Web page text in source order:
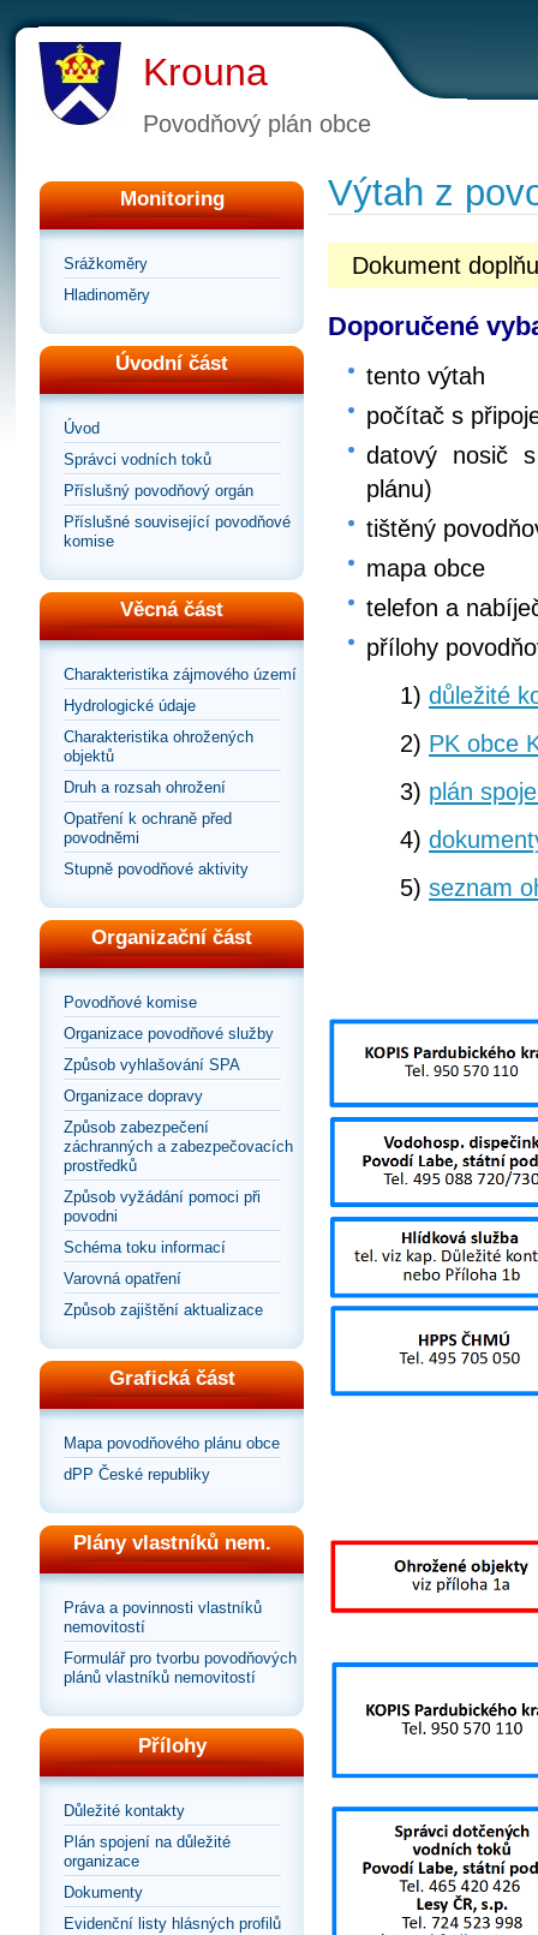
Krouna
Povodňový plán obce
Monitoring
Srážkoměry
Hladinoměry
Úvodní část
Úvod
Správci vodních toků
Příslušný povodňový orgán
Příslušné související povodňové
komise
Věcná část
Charakteristika zájmového území
Hydrologické údaje
Charakteristika ohrožených
objektů
Druh a rozsah ohrožení
Opatření k ochraně před
povodněmi
Stupně povodňové aktivity
Organizační část
Povodňové komise
Organizace povodňové služby
Způsob vyhlašování SPA
Organizace dopravy
Způsob zabezpečení
záchranných a zabezpečovacích
prostředků
Způsob vyžádání pomoci při
povodni
Schéma toku informací
Varovná opatření
Způsob zajištění aktualizace
Grafická část
Mapa povodňového plánu obce
dPP České republiky
Plány vlastníků nem.
Práva a povinnosti vlastníků
nemovitostí
Formulář pro tvorbu povodňových
plánů vlastníků nemovitostí
Přílohy
Důležité kontakty
Plán spojení na důležité
organizace
Dokumenty
Evidenční listy hlásných profilů
Výtah z
Dokument
Doporučené
tento výtah
počítač s
datový nosič
plánu)
tištěný
mapa obce
telefon a
přílohy
1) důležité
2) PK obce
3) plán
4)
5) seznam